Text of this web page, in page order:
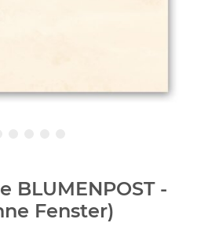
BLUMENPOST -
Fenster)